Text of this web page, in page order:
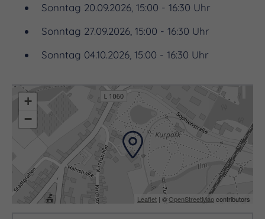
Sonntag 20.09.2026, 15:00 - 16:30 Uhr
Sonntag 27.09.2026, 15:00 - 16:30 Uhr
Sonntag 04.10.2026, 15:00 - 16:30 Uhr
+
−
Leaflet | ©OpenStreetMapcontributors